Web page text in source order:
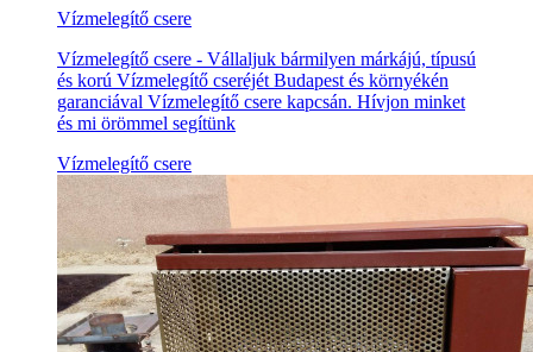
Vízmelegítő csere
Vízmelegítő csere - Vállaljuk bármilyen márkájú, típusú
és korú Vízmelegítő cseréjét Budapest és környékén
garanciával Vízmelegítő csere kapcsán. Hívjon minket
és mi örömmel segítünk
Vízmelegítő csere